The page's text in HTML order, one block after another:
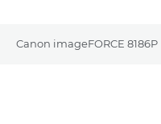
Canon imageFORCE 8186P